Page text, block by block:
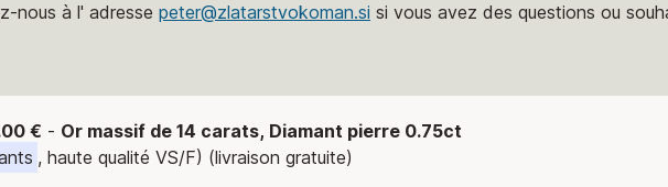
nous à l' adresse peter@zlatarstvokoman.si si vous avez des questions ou
€ - Or massif de 14 carats, Diamant pierre 0.75ct
, haute qualité VS/F) (livraison gratuite)